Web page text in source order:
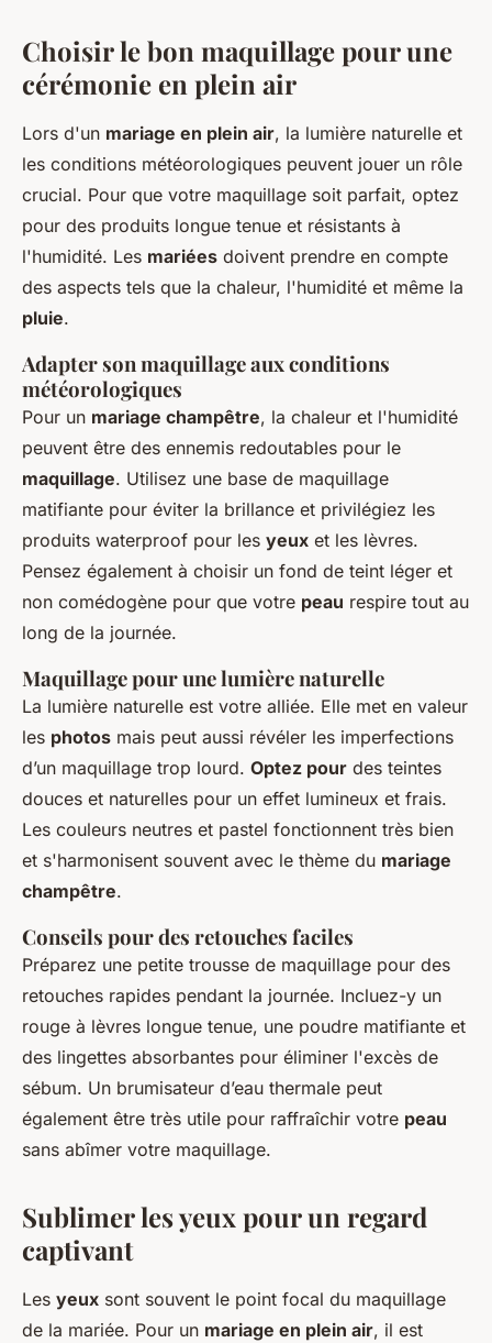
Choisir le bon maquillage pour une
cérémonie en plein air
Lors d'un mariage en plein air, la lumière naturelle et
les conditions météorologiques peuvent jouer un rôle
crucial. Pour que votre maquillage soit parfait, optez
pour des produits longue tenue et résistants à
l'humidité. Les mariées doivent prendre en compte
des aspects tels que la chaleur, l'humidité et même la
pluie.
Adapter son maquillage aux conditions
météorologiques
Pour un mariage champêtre, la chaleur et l'humidité
peuvent être des ennemis redoutables pour le
maquillage. Utilisez une base de maquillage
matifiante pour éviter la brillance et privilégiez les
produits waterproof pour les yeux et les lèvres.
Pensez également à choisir un fond de teint léger et
non comédogène pour que votre peau respire tout au
long de la journée.
Maquillage pour une lumière naturelle
La lumière naturelle est votre alliée. Elle met en valeur
les photos mais peut aussi révéler les imperfections
d’un maquillage trop lourd. Optez pour des teintes
douces et naturelles pour un effet lumineux et frais.
Les couleurs neutres et pastel fonctionnent très bien
et s'harmonisent souvent avec le thème du mariage
champêtre.
Conseils pour des retouches faciles
Préparez une petite trousse de maquillage pour des
retouches rapides pendant la journée. Incluez-y un
rouge à lèvres longue tenue, une poudre matifiante et
des lingettes absorbantes pour éliminer l'excès de
sébum. Un brumisateur d’eau thermale peut
également être très utile pour raffraîchir votre peau
sans abîmer votre maquillage.
Sublimer les yeux pour un regard
captivant
Les yeux sont souvent le point focal du maquillage
de la mariée. Pour un mariage en plein air, il est